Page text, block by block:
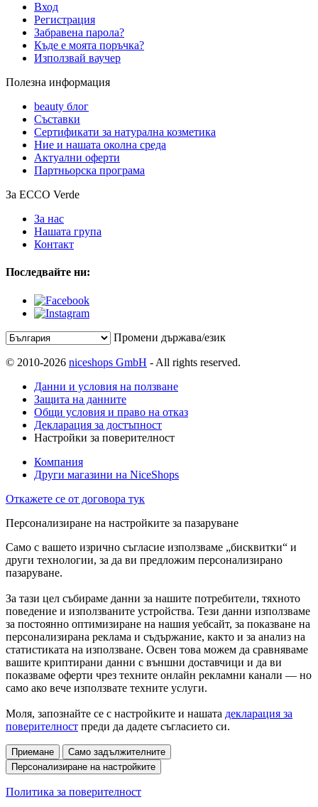
Вход
Регистрация
Забравена парола?
Къде е моята поръчка?
Използвай ваучер
Полезна информация
beauty блог
Съставки
Сертификати за натурална козметика
Ние и нашата околна среда
Актуални оферти
Партньорска програма
За ECCO Verde
За нас
Нашата група
Контакт
Последвайте ни:
Промени държава/език
© 2010-2026 niceshops GmbH - All rights reserved.
Данни и условия на ползване
Защита на данните
Общи условия и право на отказ
Декларация за достъпност
Настройки за поверителност
Компания
Други магазини на NiceShops
Откажете се от договора тук
Персонализиране на настройките за пазаруване
Само с вашето изрично съгласие използваме „бисквитки“ и
други технологии, за да ви предложим персонализирано
пазаруване.
За тази цел събираме данни за нашите потребители, тяхното
поведение и използваните устройства. Тези данни използваме
за постоянно оптимизиране на нашия уебсайт, за показване на
персонализирана реклама и съдържание, както и за анализ на
статистиката на използване. Освен това можем да сравняваме
вашите криптирани данни с външни доставчици и да ви
показваме оферти чрез техните онлайн рекламни канали — но
само ако вече използвате техните услуги.
Моля, запознайте се с настройките и нашата декларация за
поверителност преди да дадете съгласието си.
Приемане
Само задължителните
Персонализиране на настройките
Политика за поверителност